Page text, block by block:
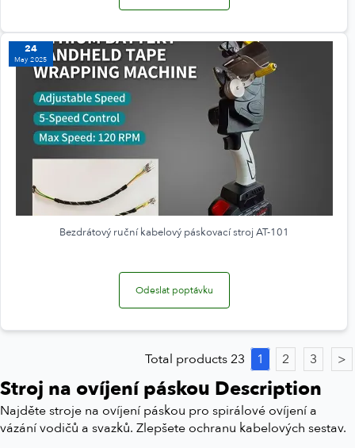
24
May 2025
Bezdrátový ruční kabelový páskovací stroj AT-101
Odeslat poptávku
Total products 23 1 2 3 >
Stroj na ovíjení páskou Description
Najděte stroje na ovíjení páskou pro spirálové ovíjení a
vázání vodičů a svazků. Zlepšete ochranu kabelových sestav.